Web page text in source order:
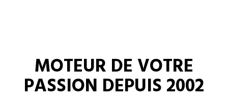
MOTEUR DE VOTRE
PASSION DEPUIS 2002